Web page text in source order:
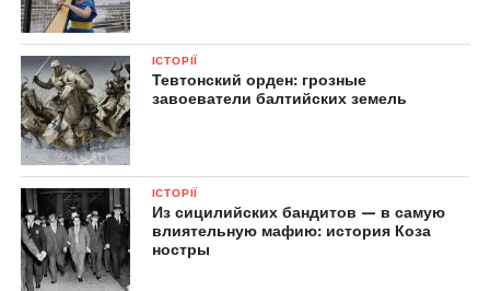
ІСТОРІЇ
Тевтонский орден: грозные
завоеватели балтийских земель
ІСТОРІЇ
Из сицилийских бандитов — в самую
влиятельную мафию: история Коза
ностры